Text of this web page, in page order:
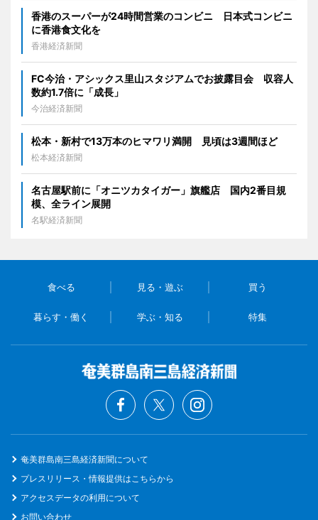
香港のスーパーが24時間営業のコンビニ 日本式コンビニ
に香港食文化を
香港経済新聞
FC今治・アシックス里山スタジアムでお披露目会 収容人
数約1.7倍に「成長」
今治経済新聞
松本・新村で13万本のヒマワリ満開 見頃は3週間ほど
松本経済新聞
名古屋駅前に「オニツカタイガー」旗艦店 国内2番目規
模、全ライン展開
名駅経済新聞
食べる 見る・遊ぶ 買う
暮らす・働く 学ぶ・知る 特集
奄美群島南三島経済新聞について
プレスリリース・情報提供はこちらから
アクセスデータの利用について
お問い合わせ